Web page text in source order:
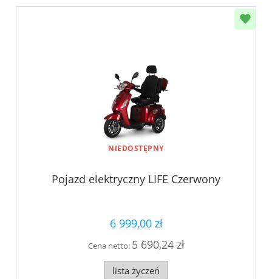
NIEDOSTĘPNY
Pojazd elektryczny LIFE Czerwony
6 999,00 zł
Cena netto: 5 690,24 zł
lista życzeń